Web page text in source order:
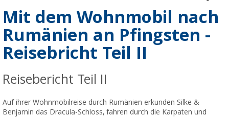
Mit dem Wohnmobil nach
Rumänien an Pfingsten -
Reisebricht Teil II
Reisebericht Teil II
Auf ihrer Wohnmobilreise durch Rumänien erkunden Silke &
Benjamin das Dracula-Schloss, fahren durch die Karpaten und